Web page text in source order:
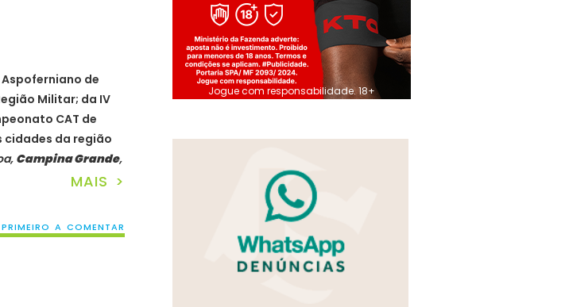
de
Militar; da IV
CAT de
cidades da região
Campina Grande,
MAIS >
A COMENTAR
Jogue com responsabilidade. 18+